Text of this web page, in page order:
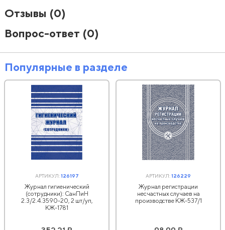
Отзывы (0)
Вопрос-ответ (0)
Популярные в разделе
АРТИКУЛ:126197
Журнал гигиенический
(сотрудники): СанПиН
2.3/2.4.3590-20, 2 шт/уп,
КЖ-1781
АРТИКУЛ:126229
Журнал регистрации
несчастных случаев на
производстве КЖ-537/1